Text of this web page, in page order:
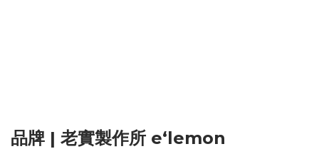
品牌 | 老實製作所 e‘lemon